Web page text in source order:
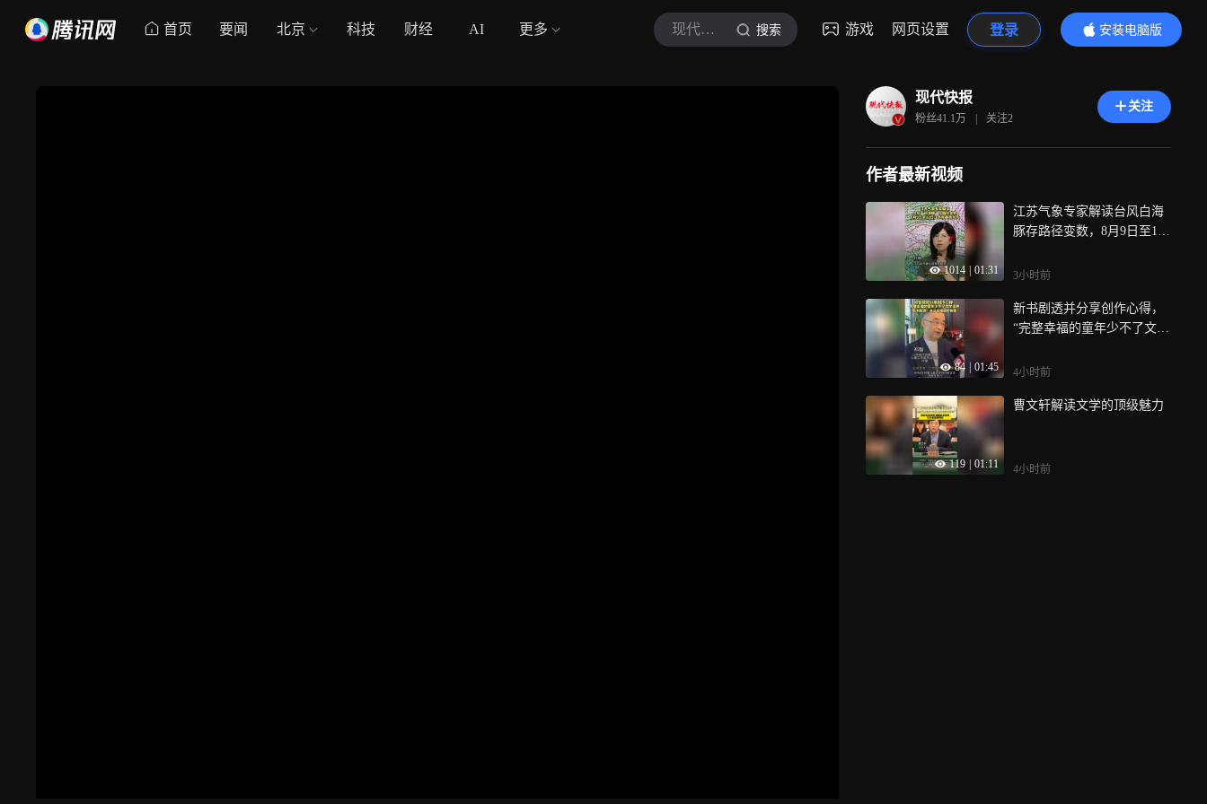
首页 要闻 北京 科技 财经 AI 更多 现代快报 搜索 游戏 网页设置 登录
安装电脑版
内容更精彩
现代快报
粉丝41.1万 | 关注2
关注
作者最新视频
1014 01:31
江苏气象专家解读台风白海
豚存路径变数，8月9日至12
3小时前
84 01:45
新书剧透并分享创作心得，
“完整幸福的童年少不了文学
4小时前
119 01:11
曹文轩解读文学的顶级魅力
4小时前